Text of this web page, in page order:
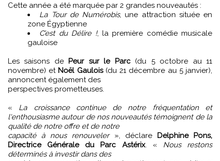
Cette année a été marquée par 2 grandes nouveautés :
La Tour de Numérobis, une attraction située en
zone Égyptienne
C’est du Délire !, la première comédie musicale
gauloise
Les saisons de Peur sur le Parc(du 5 octobre au 11
novembre) et Noël Gaulois(du 21 décembre au 5 janvier),
annoncent également des
perspectives prometteuses.
« La croissance continue de notre fréquentation et
l'enthousiasme autour de nos nouveautés témoignent de la
qualité de notre offre et de notre
capacité à nous renouveler», déclare Delphine Pons,
Directrice Générale du Parc Astérix. « Nous restons
déterminés à investir dans des